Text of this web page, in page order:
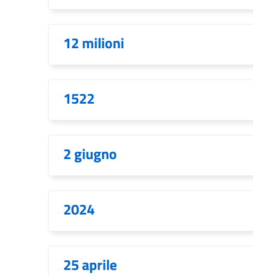
12 milioni
1522
2 giugno
2024
25 aprile